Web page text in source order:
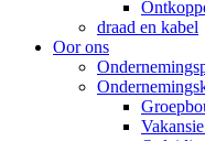
draad en kabel
Oor ons